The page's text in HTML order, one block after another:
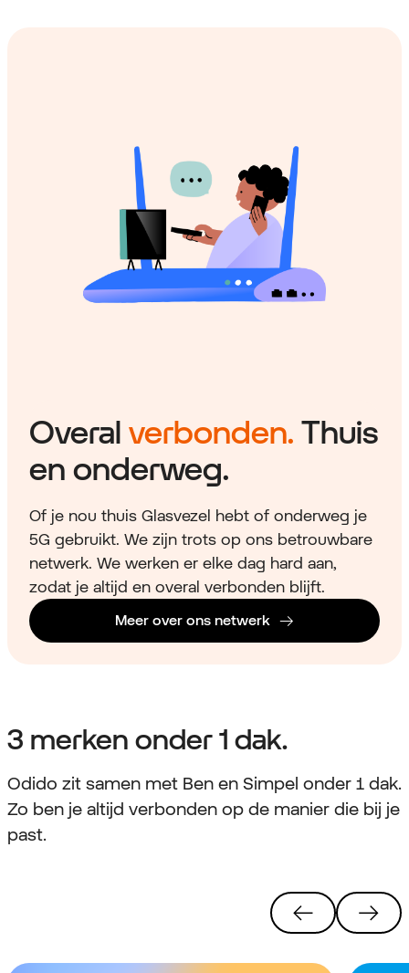
Overal verbonden. Thuis
en onderweg.
Of je nou thuis Glasvezel hebt of onderweg je
5G gebruikt. We zijn trots op ons betrouwbare
netwerk. We werken er elke dag hard aan,
zodat je altijd en overal verbonden blijft.
Meer over ons netwerk
3 merken onder 1 dak.
Odido zit samen met Ben en Simpel onder 1 dak.
Zo ben je altijd verbonden op de manier die bij je
past.